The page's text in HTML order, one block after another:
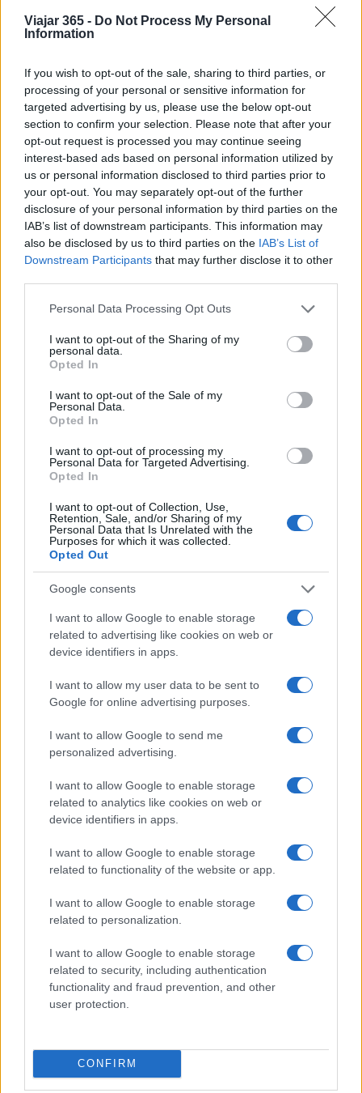
Viajar 365 - Do Not Process My Personal
Information
If you wish to opt-out of the sale, sharing to third parties, or
processing of your personal or sensitive information for
targeted advertising by us, please use the below opt-out
section to confirm your selection. Please note that after your
opt-out request is processed you may continue seeing
interest-based ads based on personal information utilized by
us or personal information disclosed to third parties prior to
your opt-out. You may separately opt-out of the further
disclosure of your personal information by third parties on the
IAB’s list of downstream participants. This information may
also be disclosed by us to third parties on the IAB’s List of
Downstream Participants that may further disclose it to other
Please note that this website/app uses one or more Google
not limited to your visit or usage behaviour. You may click to
grant or deny consent to Google and its third-party tags to
use your data for below specified purposes in below Google
consent section.
Personal Data Processing Opt Outs
I want to opt-out of the Sharing of my
personal data.
Opted In
I want to opt-out of the Sale of my
Personal Data.
Opted In
I want to opt-out of processing my
Personal Data for Targeted Advertising.
Opted In
I want to opt-out of Collection, Use,
Retention, Sale, and/or Sharing of my
Personal Data that Is Unrelated with the
Purposes for which it was collected.
Opted Out
Google consents
I want to allow Google to enable storage
related to advertising like cookies on web or
device identifiers in apps.
I want to allow my user data to be sent to
Google for online advertising purposes.
I want to allow Google to send me
personalized advertising.
I want to allow Google to enable storage
related to analytics like cookies on web or
device identifiers in apps.
I want to allow Google to enable storage
related to functionality of the website or app.
I want to allow Google to enable storage
related to personalization.
I want to allow Google to enable storage
related to security, including authentication
functionality and fraud prevention, and other
user protection.
CONFIRM
relajación, sino que también establece un nuevo
estándar en la experiencia de viaje premium. La
gastronómica excepcional y un ambiente que
respeta la cultura japonesa, hacen de esta
apertura un evento significativo en el mundo del
viaje de lujo. Sin duda, es un lugar que todo
viajero debería tener en su lista de deseos.
«`
Staff
Sigue leyendo
NOTICIAS
Incidente de fuego en la Terminal 2 del aeropuerto
Murtala Muhammed en Lagos
Lucía Marín · 4 Ago 2026
NOTICIAS